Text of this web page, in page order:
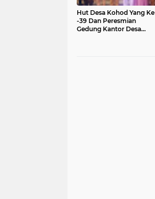
Hut Desa Kohod Yang Ke
-39 Dan Peresmian
Gedung Kantor Desa